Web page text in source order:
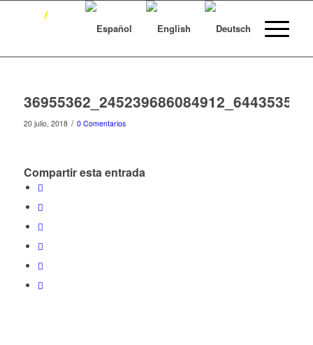
20 julio, 2018 / 0 Comentarios
Compartir esta entrada